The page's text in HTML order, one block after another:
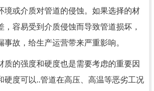
境或介质对管道的侵蚀。如果选择的材
，容易受到介质侵蚀而导致管道损坏，
事故，给生产运营带来严重影响。
质的强度和硬度也是需要考虑的重要因
硬度可以..管道在高压、高温等恶劣工况